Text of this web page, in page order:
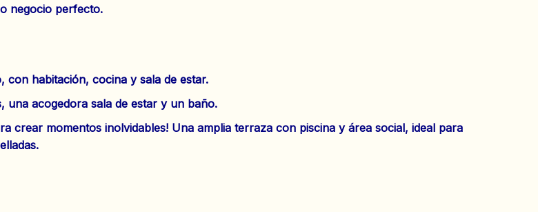
negocio perfecto.
con habitación, cocina y sala de estar.
una acogedora sala de estar y un baño.
crear momentos inolvidables! Una amplia terraza con piscina y área social, ideal para